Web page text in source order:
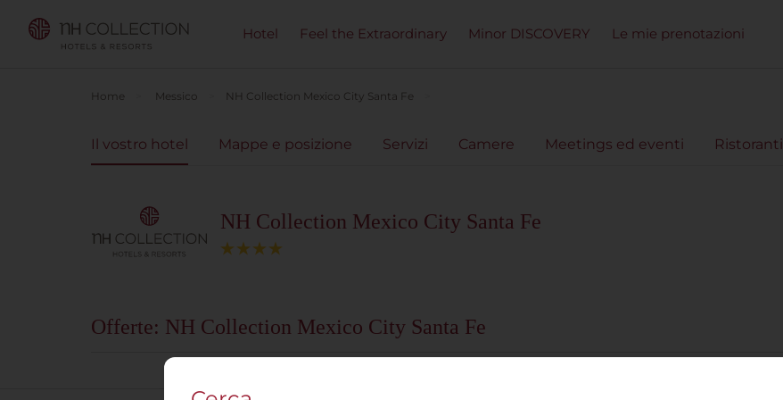
Hotel Feel the Extraordinary Minor DISCOVERY Le mie prenotazioni
Home Messico NH Collection Mexico City Santa Fe
Il vostro hotel Mappe e posizione Servizi Camere Meetings ed eventi Ristoranti
NH Collection Mexico City Santa Fe
Offerte: NH Collection Mexico City Santa Fe